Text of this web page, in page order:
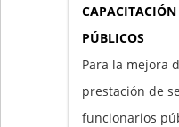
PÚBLICOS
Para la mejora
prestación de
funcionarios